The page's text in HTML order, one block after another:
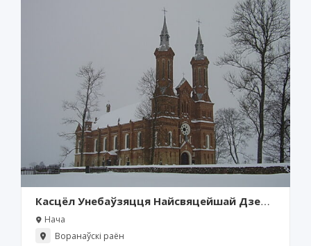
Касцёл Унебаўзяцця Найсвяцейшай Дзевы
Марыі, Нача
Нача
Воранаўскі раён